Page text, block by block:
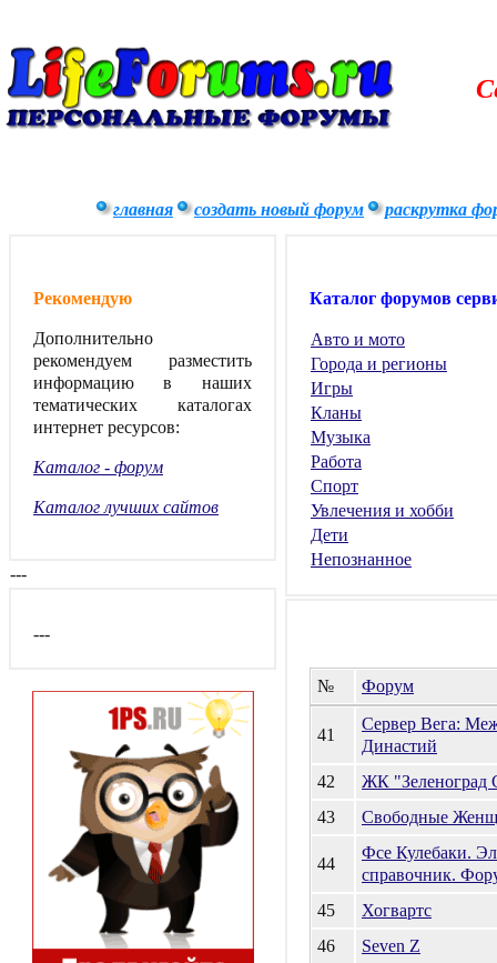
главная создать новый форум раскрутка
Рекомендую
Дополнительно
рекомендуем разместить
информацию в наших
тематических каталогах
интернет ресурсов:
Каталог - форум
Каталог лучших сайтов
---
---
Каталог форумов
Авто и мото
Города и регионы
Игры
Кланы
Музыка
Работа
Спорт
Увлечения и хобби
Дети
Непознанное
№ Форум
41
Сервер Вега:
Династий
42
ЖК "Зеленоград
43
Свободные
44
Фсе Кулебаки.
справочник.
45
Хогвартс
46
Seven Z